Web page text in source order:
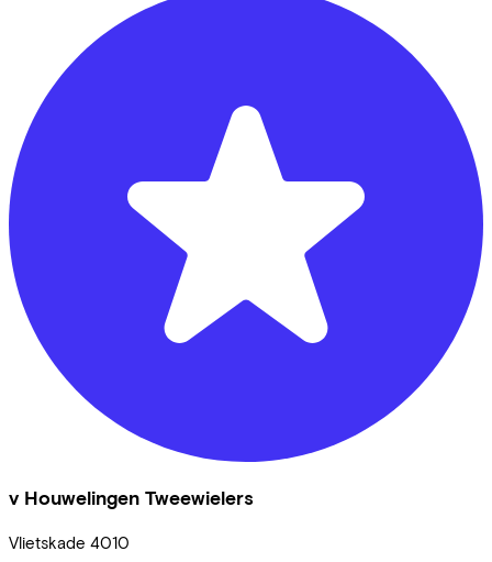
v Houwelingen Tweewielers
Vlietskade 4010